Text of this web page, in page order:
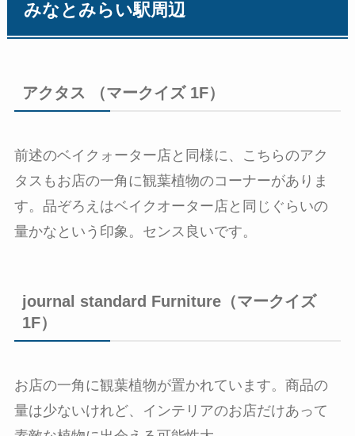
みなとみらい駅周辺
アクタス （マークイズ 1F）
前述のベイクォーター店と同様に、こちらのアク
タスもお店の一角に観葉植物のコーナーがありま
す。品ぞろえはベイクオーター店と同じぐらいの
量かなという印象。センス良いです。
journal standard Furniture（マークイズ
1F）
お店の一角に観葉植物が置かれています。商品の
量は少ないけれど、インテリアのお店だけあって